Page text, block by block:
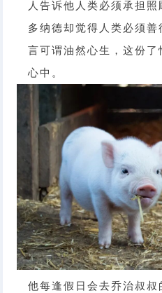
人告诉他人类必须承担
多纳德却觉得人类必须
言可谓油然心生，这份
心中。
他每逢假日会去乔治叔